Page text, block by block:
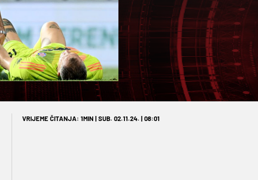
VRIJEME ČITANJA: 1MIN | SUB. 02.11.24. | 08:01